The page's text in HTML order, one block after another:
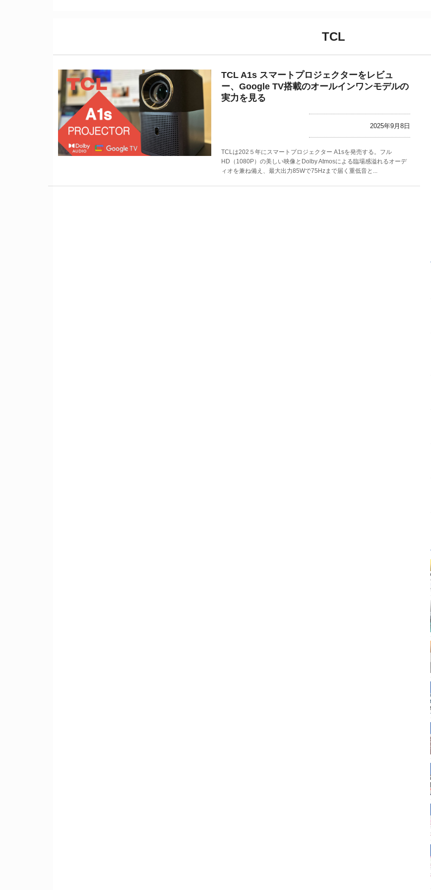
TCL
TCL A1s スマートプロジェクターをレビュ
ー、Google TV搭載のオールインワンモデルの
実力を見る
2025年9月8日
TCLは202５年にスマートプロジェクター A1sを発売する。フル
HD（1080P）の美しい映像とDolby Atmosによる臨場感溢れるオーデ
ィオを兼ね備え、最大出力85Wで75Hzまで届く重低音と...